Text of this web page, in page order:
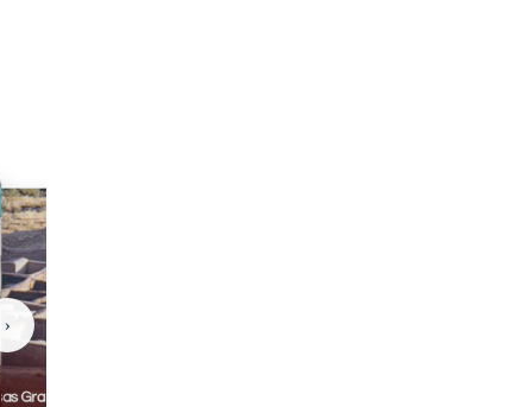
Casas Grandes
›